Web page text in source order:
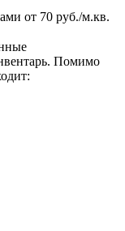
от 70 руб./м.кв.
Помимо